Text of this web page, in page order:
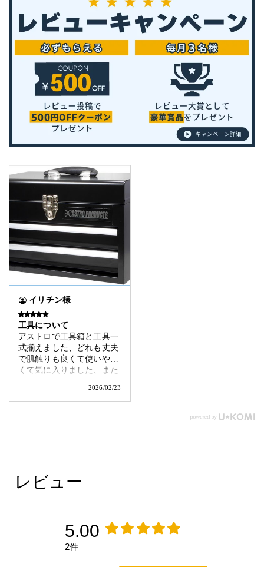
イリチン様
工具について
アストロで工具箱と工具一
式揃えました、どれも丈夫
で肌触りも良くて使いやす
くて気に入りました、また
2026/02/23
レビュー
5.00
2件